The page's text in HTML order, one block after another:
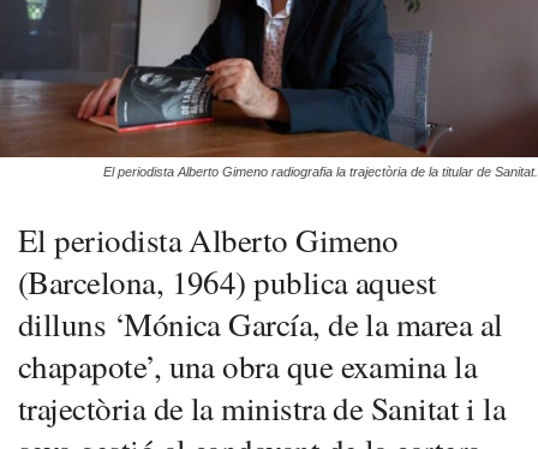
El periodista Alberto Gimeno radiografia la trajectòria de la titular de Sanitat.
El periodista Alberto Gimeno
(Barcelona, 1964) publica aquest
dilluns ‘Mónica García, de la marea al
chapapote’, una obra que examina la
trajectòria de la ministra de Sanitat i la